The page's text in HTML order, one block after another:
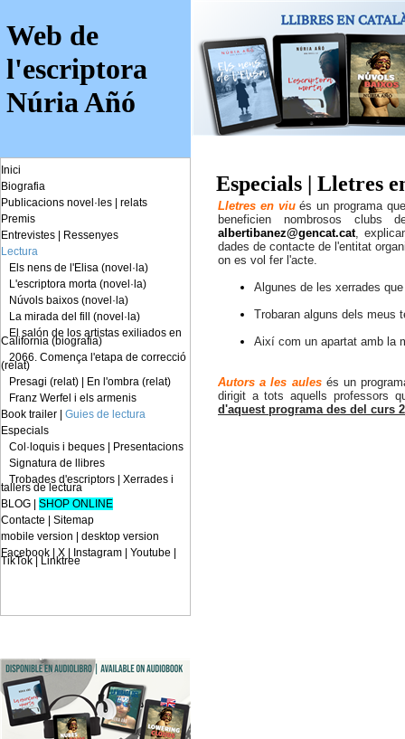
Lletres en viu és un programa
beneficien nombrosos
albertibanez@gencat.cat,
dades de contacte de l'entitat
on es vol fer l'acte.
Algunes de les xerrades
Trobaran alguns dels meus
Així com un apartat amb la
Autors a les aules és un
dirigit a tots aquells professors
d'aquest programa des del curs
Web de
l'escriptora
Núria Añó
Especials | Lletres
Inici
Biografia
Publicacions novel·les
relats
Premis
Entrevistes
Ressenyes
Lectura
Els nens de l'Elisa (novel·la)
L'escriptora morta (novel·la)
Núvols baixos (novel·la)
La mirada del fill (novel·la)
El salón de los artistas exiliados en
California (biografia)
2066. Comença l'etapa de correcció
(relat)
Presagi (relat)
En l'ombra (relat)
Franz Werfel i els armenis
Book trailer
Guies de lectura
Especials
Col·loquis i beques
Presentacions
Signatura de llibres
Trobades d'escriptors
Xerrades i
tallers de lectura
BLOG
SHOP ONLINE
Contacte
Sitemap
mobile version
desktop version
Facebook | X | Instagram | Youtube |
TikTok | Linktree